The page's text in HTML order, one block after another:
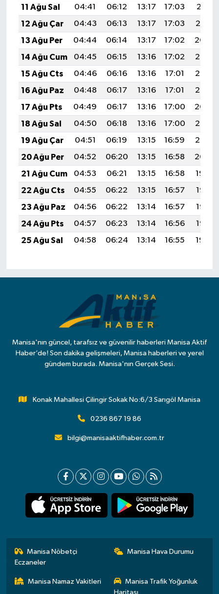
11 Ağu Sal
04:41 06:12 13:17 17:03
20:11
12 Ağu Çar
04:43 06:13 13:17 17:03
20:10
13 Ağu Per
04:44 06:14 13:17 17:02
20:09
14 Ağu Cum
04:45 06:15 13:16 17:02
20:08
15 Ağu Cts
04:46 06:16 13:16 17:01
20:07
16 Ağu Paz
04:48 06:17 13:16 17:01
20:05
17 Ağu Pts
04:49 06:17 13:16 17:00
20:04
18 Ağu Sal
04:50 06:18 13:16 17:00
20:03
19 Ağu Çar
04:51 06:19 13:15 16:59
20:02
20 Ağu Per
04:52 06:20 13:15 16:58
20:00
21 Ağu Cum
04:53 06:21 13:15 16:58
19:59
22 Ağu Cts
04:55 06:22 13:15 16:57
19:58
23 Ağu Paz
04:56 06:22 13:14 16:57
19:56
24 Ağu Pts
04:57 06:23 13:14 16:56
19:55
25 Ağu Sal
04:58 06:24 13:14 16:55 19:54
Manisa'nın güncel, tarafsız ve güvenilir haberleri Manisa Aktif
Haber’de! Son dakika gelişmeleri, Manisa haberleri ve yerel
gündem burada. Manisa'nın Gerçek Sesi.
Konak Mahallesi Çilingir Sokak No:6/3 Sarıgöl Manisa
0236 867 19 86
bilgi@manisaaktifhaber.com.tr
Manisa Nöbetçi
Eczaneler
Manisa Hava Durumu
Manisa Namaz Vakitleri
Manisa Trafik Yoğunluk
Haritası